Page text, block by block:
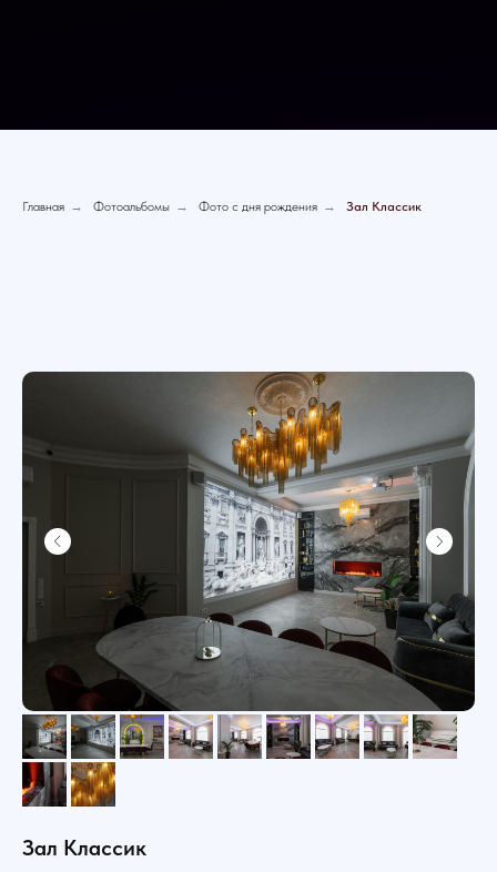
Главная → Фотоальбомы → Фото с дня рождения → Зал Классик
Зал Классик